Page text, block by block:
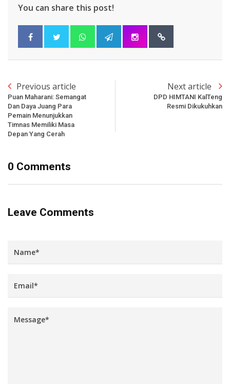
You can share this post!
Previous article
Puan Maharani: Semangat
Dan Daya Juang Para
Pemain Menunjukkan
Timnas Memiliki Masa
Depan Yang Cerah
Next article
DPD HIMTANI KalTeng
Resmi Dikukuhkan
0 Comments
Leave Comments